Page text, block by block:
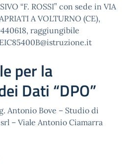
“F. ROSSI” con sede in VIA
A VOLTURNO (CE),
raggiungibile
per la
Dati “DPO”
Antonio Bove – Studio di
– Viale Antonio Ciamarra